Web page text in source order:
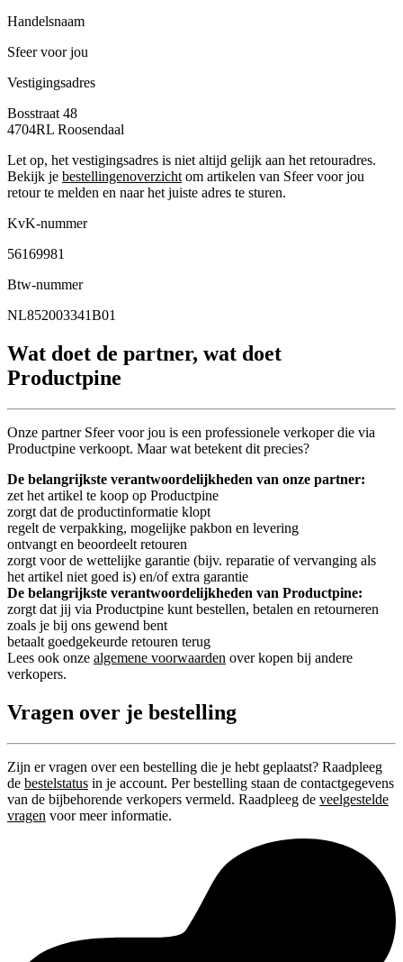
Handelsnaam
Sfeer voor jou
Vestigingsadres
Bosstraat 48
4704RL Roosendaal
Let op, het vestigingsadres is niet altijd gelijk aan het retouradres.
Bekijk je bestellingenoverzicht om artikelen van Sfeer voor jou
retour te melden en naar het juiste adres te sturen.
KvK-nummer
56169981
Btw-nummer
NL852003341B01
Wat doet de partner, wat doet
Productpine
Onze partner Sfeer voor jou is een professionele verkoper die via
Productpine verkoopt. Maar wat betekent dit precies?
De belangrijkste verantwoordelijkheden van onze partner:
zet het artikel te koop op Productpine
zorgt dat de productinformatie klopt
regelt de verpakking, mogelijke pakbon en levering
ontvangt en beoordeelt retouren
zorgt voor de wettelijke garantie (bijv. reparatie of vervanging als
het artikel niet goed is) en/of extra garantie
De belangrijkste verantwoordelijkheden van Productpine:
zorgt dat jij via Productpine kunt bestellen, betalen en retourneren
zoals je bij ons gewend bent
betaalt goedgekeurde retouren terug
Lees ook onze algemene voorwaarden over kopen bij andere
verkopers.
Vragen over je bestelling
Zijn er vragen over een bestelling die je hebt geplaatst? Raadpleeg
de bestelstatus in je account. Per bestelling staan de contactgegevens
van de bijbehorende verkopers vermeld. Raadpleeg de veelgestelde
vragen voor meer informatie.